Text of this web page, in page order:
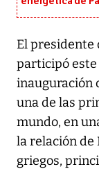
El presidente
participó este
inauguración
una de las
mundo, en
la relación de
griegos,